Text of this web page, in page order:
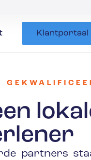
Klantportaal
partners